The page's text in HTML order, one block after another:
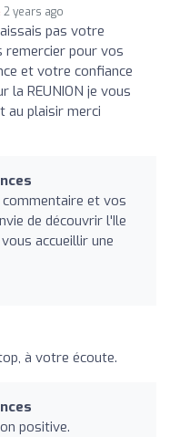
2 years ago
pas votre
remercier pour vos
et votre confiance
la REUNION je vous
au plaisir merci
et vos
de découvrir l'Ile
accueillir une
à votre écoute.
positive.